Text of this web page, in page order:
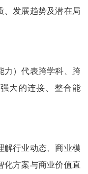
、发展趋势及潜在局
力）代表跨学科、跨
大的连接、整合能
解行业动态、商业模
化方案与商业价值直